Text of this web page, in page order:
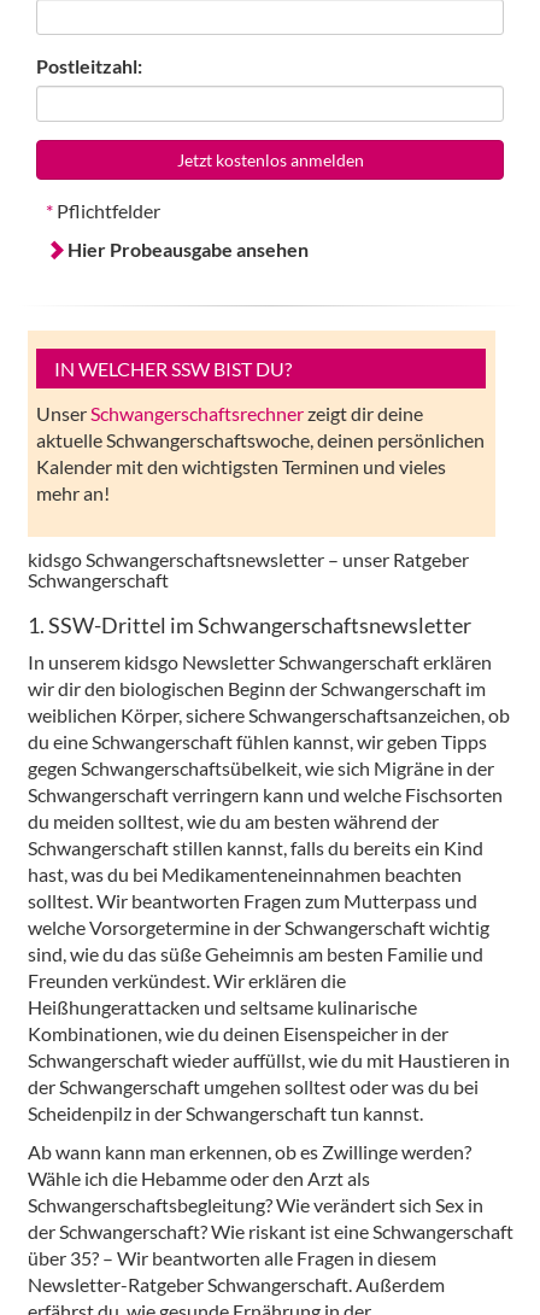
Postleitzahl:
Jetzt kostenlos anmelden
*Pflichtfelder
Hier Probeausgabe ansehen
IN WELCHER SSW BIST DU?
UnserSchwangerschaftsrechnerzeigt dir deine
aktuelle Schwangerschaftswoche, deinen persönlichen
Kalender mit den wichtigsten Terminen und vieles
mehr an!
kidsgo Schwangerschaftsnewsletter – unser Ratgeber
Schwangerschaft
1. SSW-Drittel im Schwangerschaftsnewsletter
In unserem kidsgo Newsletter Schwangerschaft erklären
wir dir den biologischen Beginn der Schwangerschaft im
weiblichen Körper, sichere Schwangerschaftsanzeichen, ob
du eine Schwangerschaft fühlen kannst, wir geben Tipps
gegen Schwangerschaftsübelkeit, wie sich Migräne in der
Schwangerschaft verringern kann und welche Fischsorten
du meiden solltest, wie du am besten während der
Schwangerschaft stillen kannst, falls du bereits ein Kind
hast, was du bei Medikamenteneinnahmen beachten
solltest. Wir beantworten Fragen zum Mutterpass und
welche Vorsorgetermine in der Schwangerschaft wichtig
sind, wie du das süße Geheimnis am besten Familie und
Freunden verkündest. Wir erklären die
Heißhungerattacken und seltsame kulinarische
Kombinationen, wie du deinen Eisenspeicher in der
Schwangerschaft wieder auffüllst, wie du mit Haustieren in
der Schwangerschaft umgehen solltest oder was du bei
Scheidenpilz in der Schwangerschaft tun kannst.
Ab wann kann man erkennen, ob es Zwillinge werden?
Wähle ich die Hebamme oder den Arzt als
Schwangerschaftsbegleitung? Wie verändert sich Sex in
der Schwangerschaft? Wie riskant ist eine Schwangerschaft
über 35? – Wir beantworten alle Fragen in diesem
Newsletter-Ratgeber Schwangerschaft. Außerdem